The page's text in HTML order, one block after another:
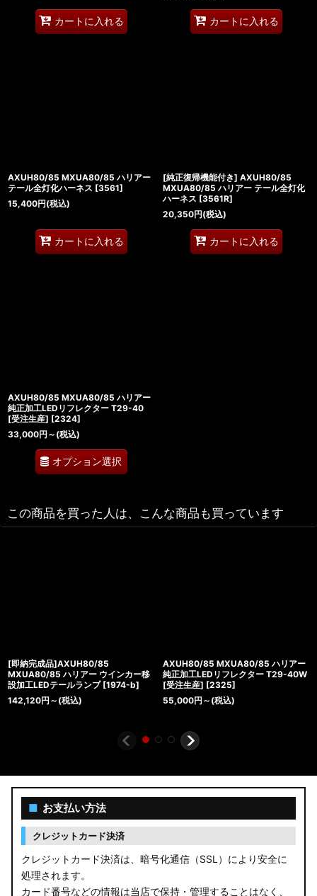
カートに入れる カートに入れる
AXUH80/85 MXUA80/85 ハリアー
テール全灯化ハーネス [3561]
15,400円(税込)
カートに入れる
[純正復帰機能付き] AXUH80/85
MXUA80/85 ハリアー テール全灯化
ハーネス [3561R]
20,350円(税込)
カートに入れる
AXUH80/85 MXUA80/85 ハリアー
純正加工LEDリフレクター T29-40
[受注生産] [2324]
33,000円 ～ (税込)
オプション選択
この商品を買った人は、こんな商品も買っています
[即納完成品]AXUH80/85
MXUA80/85 ハリアー ウインカー移
設加工LEDテールランプ [1974-b]
142,120円 ～ (税込)
AXUH80/85 MXUA80/85 ハリアー
純正加工LEDリフレクター T29-40W
[受注生産] [2325]
55,000円 ～ (税込)
■ お支払い方法
クレジットカード決済
クレジットカード決済は、暗号化通信（SSL）により安全に
処理されます。
カード番号などの情報は当店で保持・管理することはなく、